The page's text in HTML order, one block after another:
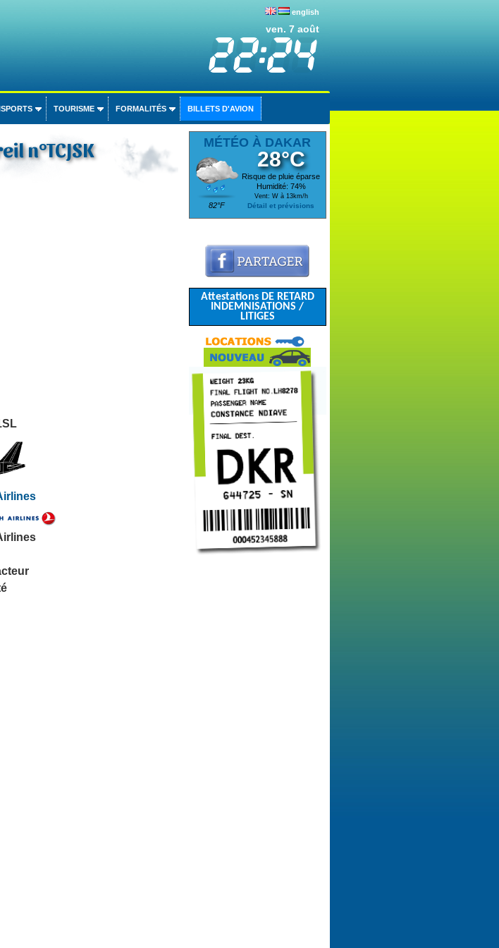
english
ven. 7 août
TOURISME FORMALITÉS BILLETS D'AVION
n°TCJSK MÉTÉO À DAKAR
82°F
28°C
Risque de pluie éparse
Humidité: 74%
Vent: W à 13km/h
Détail et prévisions
Attestations DE RETARD
INDEMNISATIONS /
LITIGES